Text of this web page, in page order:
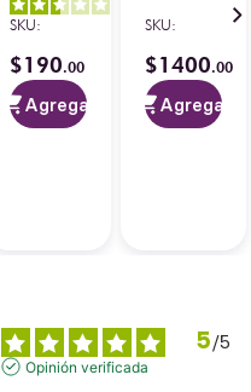
4.7 /5-
1 L
opiniones
SKU:
$190.00
Agregar
750 ml
SKU:
$1400.00
Agregar
5/5
Opinión verificada